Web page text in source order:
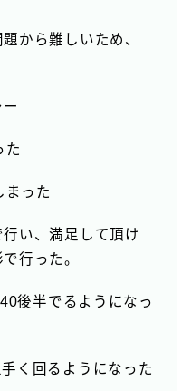
から難しいため、
た
った
い、満足して頂け
行った。
後半でるようになっ
く回るようになった